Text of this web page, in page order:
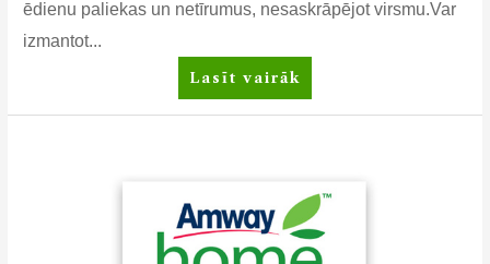
ēdienu paliekas un netīrumus, nesaskrāpējot virsmu.Var
izmantot...
DISH
DROPS
tērauda
stieplīšu
vīšķis
Lasīt vairāk